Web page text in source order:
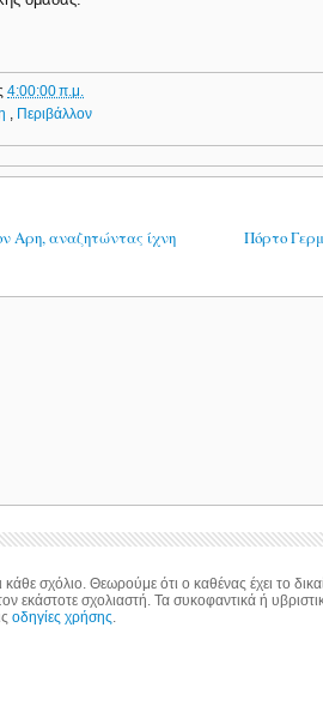
4:00:00 π.μ.
Περιβάλλον
Αρη, αναζητώντας ίχνη
Πόρτο
σχόλιο. Θεωρούμε ότι ο καθένας έχει το
εκάστοτε σχολιαστή. Τα συκοφαντικά ή
οδηγίες χρήσης